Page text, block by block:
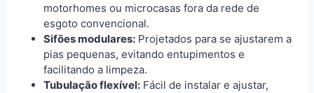
motorhomes ou microcasas fora da rede de
esgoto convencional.
Sifões modulares: Projetados para se ajustarem a
pias pequenas, evitando entupimentos e
facilitando a limpeza.
Tubulação flexível: Fácil de instalar e ajustar,